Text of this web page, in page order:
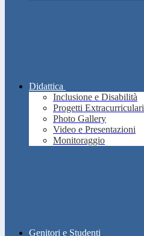
Didattica
Inclusione e Disabilità
Progetti Extracurriculari
Photo Gallery
Video e Presentazioni
Monitoraggio
Genitori e Studenti